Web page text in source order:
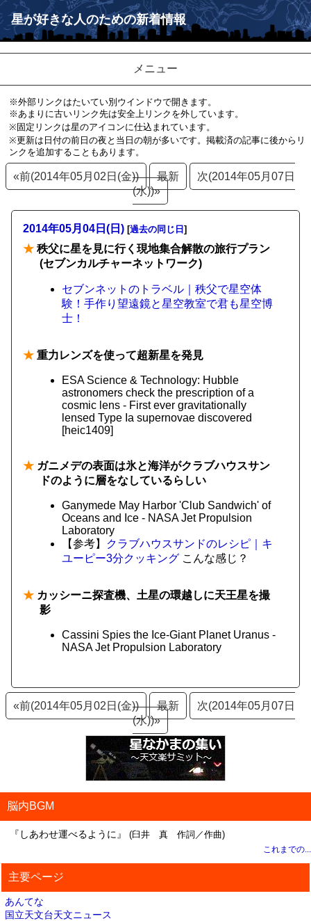
星が好きな人のための新着情報
メニュー
※外部リンクはたいてい別ウインドウで開きます。
※あまりに古いリンク先は安全上リンクを外しています。
※固定リンクは星のアイコンに仕込まれています。
※更新は日付の前日の夜と当日の朝が多いです。掲載済の記事に後からリ
ンクを追加することもあります。
«前(2014年05月02日(金)) 最新
次(2014年05月07日
(水))»
2014年05月04日(日) [過去の同じ日 ]
★ 秩父に星を見に行く現地集合解散の旅行プラン
(セブンカルチャーネットワーク)
セブンネットのトラベル｜秩父で星空体
験！手作り望遠鏡と星空教室で君も星空博
士！
★ 重力レンズを使って超新星を発見
ESA Science & Technology: Hubble
astronomers check the prescription of a
cosmic lens - First ever gravitationally
lensed Type Ia supernovae discovered
[heic1409]
★ ガニメデの表面は氷と海洋がクラブハウスサン
ドのように層をなしているらしい
Ganymede May Harbor 'Club Sandwich' of
Oceans and Ice - NASA Jet Propulsion
Laboratory
【参考】
クラブハウスサンドのレシピ｜キ
ユーピー3分クッキング こんな感じ？
★ カッシーニ探査機、土星の環越しに天王星を撮
影
Cassini Spies the Ice-Giant Planet Uranus -
NASA Jet Propulsion Laboratory
«前(2014年05月02日(金)) 最新
次(2014年05月07日
(水))»
脳内BGM
『しあわせ運べるように』 (臼井 真 作詞／作曲)
これまでの...
主要ページ
あんてな
国立天文台天文ニュース